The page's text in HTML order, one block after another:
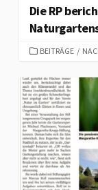
Die RP
CATEGORIES
BEITRÄGE /